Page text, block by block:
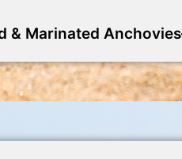
& Marinated Anchovies